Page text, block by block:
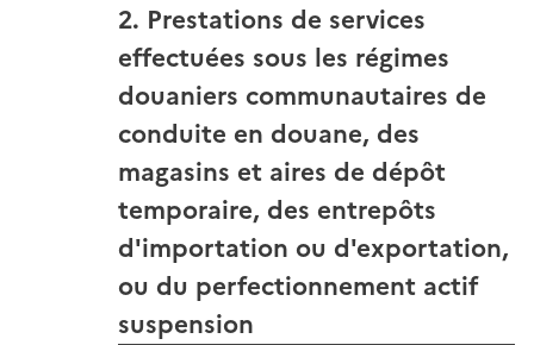
2. Prestations de services
effectuées sous les régimes
douaniers communautaires de
conduite en douane, des
magasins et aires de dépôt
temporaire, des entrepôts
d'importation ou d'exportation,
ou du perfectionnement actif
suspension